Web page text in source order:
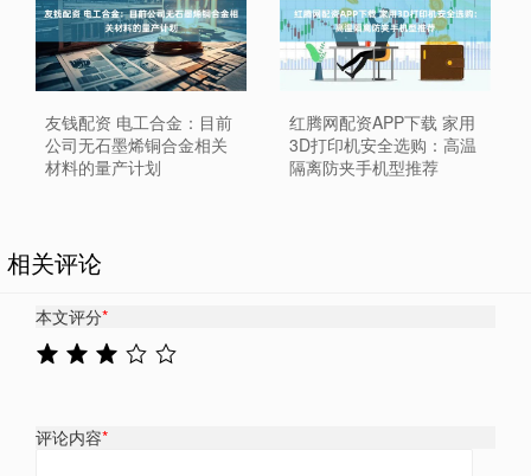
友钱配资 电工合金：目前
公司无石墨烯铜合金相关
材料的量产计划
红腾网配资APP下载 家用
3D打印机安全选购：高温
隔离防夹手机型推荐
相关评论
本文评分*
评论内容*